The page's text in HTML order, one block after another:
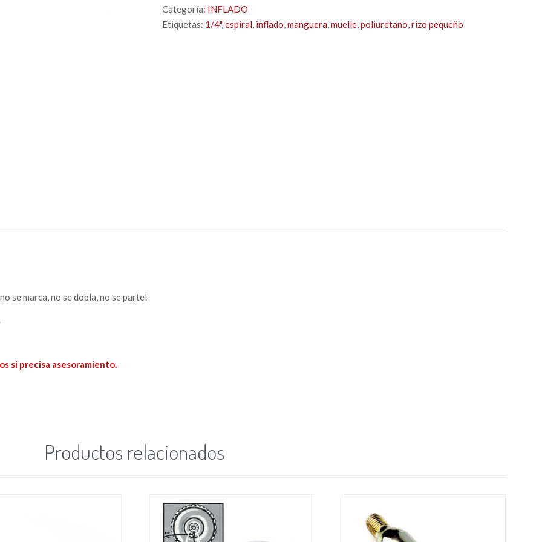
Categoría: INFLADO
Etiquetas: 1/4",espiral, inflado,manguera,muelle,poliuretano,rizo pequeño
se marca, no se dobla, no se parte!
si precisa asesoramiento.
Productos relacionados